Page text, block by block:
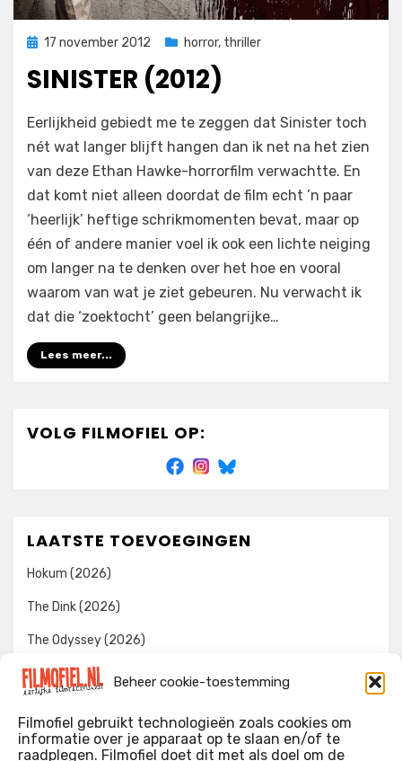
Beheer cookie-toestemming
Filmofiel gebruikt technologieën zoals cookies om
informatie over je apparaat op te slaan en/of te
raadplegen. Filmofiel doet dit met als doel om de
Geplaatst
17 november 2012 horror, thriller
SINISTER (2012)
door Filmofiel.nl
Laat een reactie achterop
Sinister
(2012)
Eerlijkheid gebiedt me te zeggen dat Sinister toch
nét wat langer blijft hangen dan ik net na het zien
van deze Ethan Hawke-horrorfilm verwachtte. En
dat komt niet alleen doordat de film echt ’n paar
‘heerlijk’ heftige schrikmomenten bevat, maar op
één of andere manier voel ik ook een lichte neiging
om langer na te denken over het hoe en vooral
waarom van wat je ziet gebeuren. Nu verwacht ik
dat die ‘zoektocht’ geen belangrijke…
Lees meer...
VOLG FILMOFIEL OP:
LAATSTE TOEVOEGINGEN
Hokum (2026)
The Dink (2026)
The Odyssey (2026)
Evil Dead Burn (2026)